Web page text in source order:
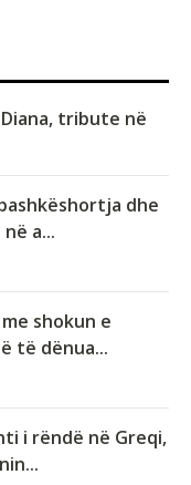
tribute në
dhe
a...
shokun e
të dënua...
i rëndë në Greqi,